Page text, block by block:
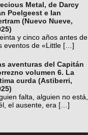
Metal, de Darcy
Poelgeest e Ian
(Nuevo Nueve,
y cinco años antes de
eventos de «Little […]
aventuras del Capitán
volumen 6. La
curda (Astiberri,
falta, alguien no está,
el ausente, era […]